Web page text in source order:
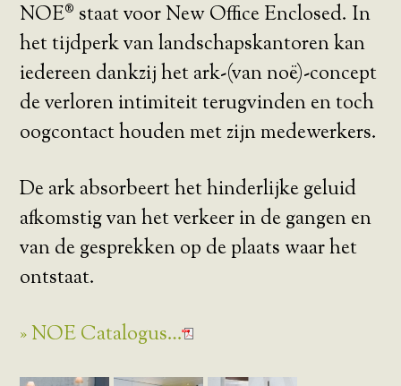
NOE® staat voor New Office Enclosed. In
het tijdperk van landschapskantoren kan
iedereen dankzij het ark-(van noë)-concept
de verloren intimiteit terugvinden en toch
oogcontact houden met zijn medewerkers.
De ark absorbeert het hinderlijke geluid
afkomstig van het verkeer in de gangen en
van de gesprekken op de plaats waar het
ontstaat.
» NOE Catalogus…